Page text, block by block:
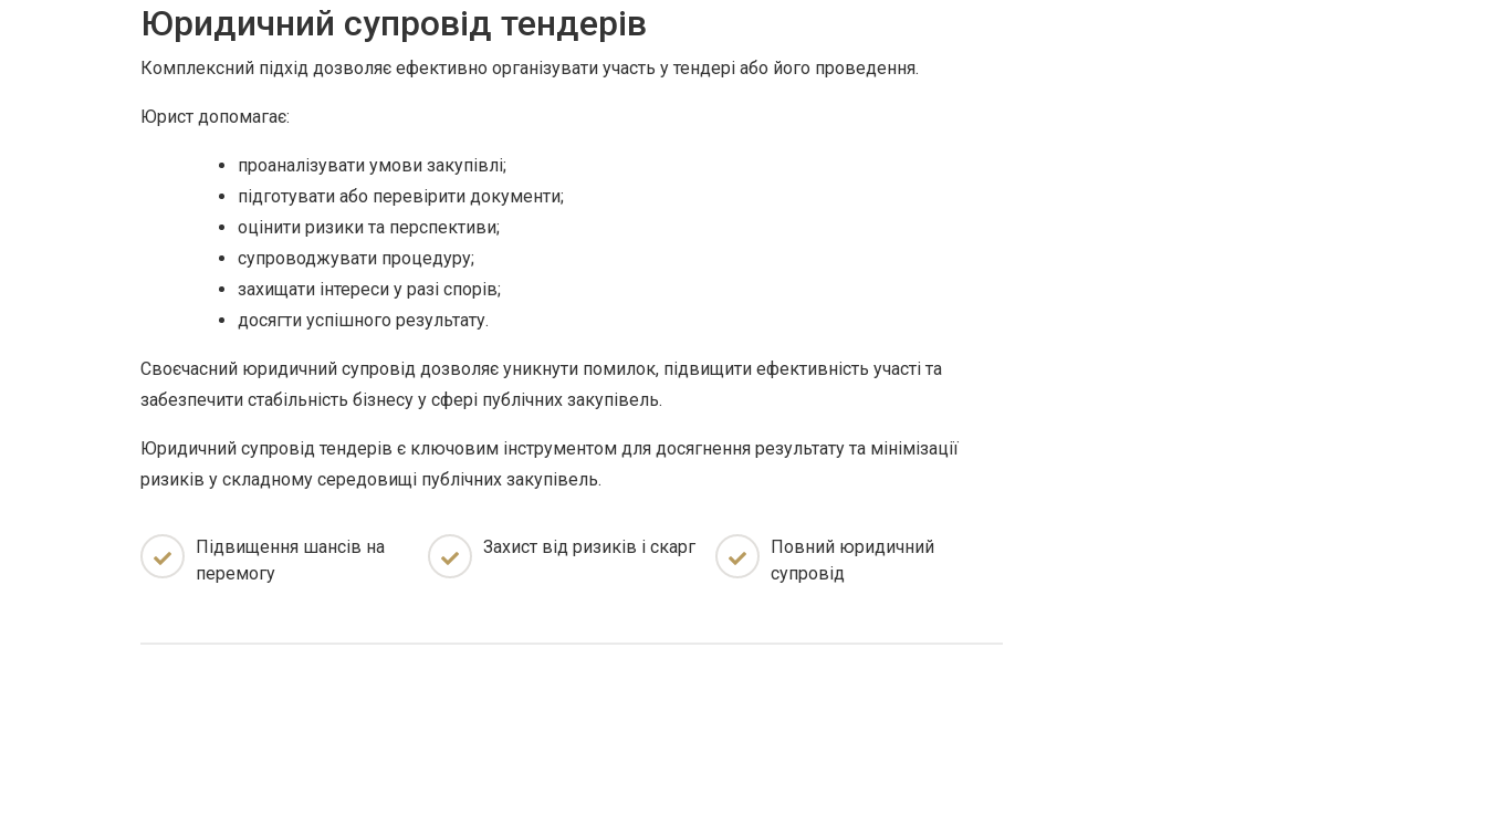
Юридичний супровід тендерів
Комплексний підхід дозволяє ефективно організувати участь у тендері або його проведення.
Юрист допомагає:
проаналізувати умови закупівлі;
підготувати або перевірити документи;
оцінити ризики та перспективи;
супроводжувати процедуру;
захищати інтереси у разі спорів;
досягти успішного результату.
Своєчасний юридичний супровід дозволяє уникнути помилок, підвищити ефективність участі та
забезпечити стабільність бізнесу у сфері публічних закупівель.
Юридичний супровід тендерів є ключовим інструментом для досягнення результату та мінімізації
ризиків у складному середовищі публічних закупівель.
Підвищення шансів на
перемогу
Захист від ризиків і скарг
Повний юридичний
супровід